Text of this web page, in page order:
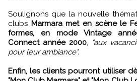
Soulignons que la nouvelle
clubs Marmara met en scène le
formes, en mode Vintage
Connect année 2000,
"aux
pour leur ambiance".
Enfin, les clients pourront utiliser